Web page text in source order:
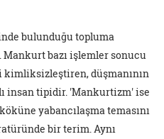
bulunduğu topluma
Mankurt bazı işlemler sonucu
düşmanının
insan tipidir. 'Mankurtizm' ise
yabancılaşma temasını
bir terim. Aynı